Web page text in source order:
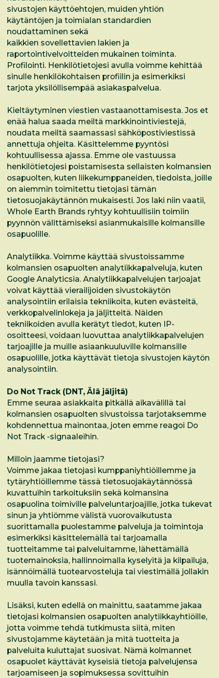
sivustojen käyttöehtojen, muiden yhtiön
käytäntöjen ja toimialan standardien
noudattaminen sekä
kaikkien sovellettavien lakien ja
raportointivelvoitteiden mukainen toiminta.
Profilointi. Henkilötietojesi avulla voimme kehittää
sinulle henkilökohtaisen profiilin ja esimerkiksi
tarjota yksilöllisempää asiakaspalvelua.
Kieltäytyminen viestien vastaanottamisesta. Jos et
enää halua saada meiltä markkinointiviestejä,
noudata meiltä saamassasi sähköpostiviestissä
annettuja ohjeita. Käsittelemme pyyntösi
kohtuullisessa ajassa. Emme ole vastuussa
henkilötietojesi poistamisesta sellaisten kolmansien
osapuolten, kuten liikekumppaneiden, tiedoista, joille
on aiemmin toimitettu tietojasi tämän
tietosuojakäytännön mukaisesti. Jos laki niin vaatii,
Whole Earth Brands ryhtyy kohtuullisiin toimiin
pyynnön välittämiseksi asianmukaisille kolmansille
osapuolille.
Analytiikka. Voimme käyttää sivustoissamme
kolmansien osapuolten analytiikkapalveluja, kuten
Google Analyticsia. Analytiikkapalvelujen tarjoajat
voivat käyttää vierailijoiden sivustokäytön
analysointiin erilaisia tekniikoita, kuten evästeitä,
verkkopalvelinlokeja ja jäljitteitä. Näiden
tekniikoiden avulla kerätyt tiedot, kuten IP-
osoitteesi, voidaan luovuttaa analytiikkapalvelujen
tarjoajille ja muille asiaankuuluville kolmansille
osapuolille, jotka käyttävät tietoja sivustojen käytön
analysointiin.
Do Not Track (DNT, Älä jäljitä)
Emme seuraa asiakkaita pitkällä aikavälillä tai
kolmansien osapuolten sivustoissa tarjotaksemme
kohdennettua mainontaa, joten emme reagoi Do
Not Track -signaaleihin.
Milloin jaamme tietojasi?
Voimme jakaa tietojasi kumppaniyhtiöillemme ja
tytäryhtiöillemme tässä tietosuojakäytännössä
kuvattuihin tarkoituksiin sekä kolmansina
osapuolina toimiville palveluntarjoajille, jotka tukevat
sinun ja yhtiömme välistä vuorovaikutusta
suorittamalla puolestamme palveluja ja toimintoja
esimerkiksi käsittelemällä tai tarjoamalla
tuotteitamme tai palveluitamme, lähettämällä
tuotemainoksia, hallinnoimalla kyselyitä ja kilpailuja,
isännöimällä tuotearvosteluja tai viestimällä jollakin
muulla tavoin kanssasi.
Lisäksi, kuten edellä on mainittu, saatamme jakaa
tietojasi kolmansien osapuolten analytiikkayhtiöille,
jotta voimme tehdä tutkimusta siitä, miten
sivustojamme käytetään ja mitä tuotteita ja
palveluita kuluttajat suosivat. Nämä kolmannet
osapuolet käyttävät kyseisiä tietoja palvelujensa
tarjoamiseen ja sopimuksessa sovittuihin